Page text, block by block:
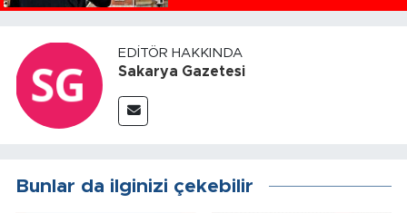
EDITÖR HAKKINDA
Sakarya Gazetesi
Bunlar da ilginizi çekebilir